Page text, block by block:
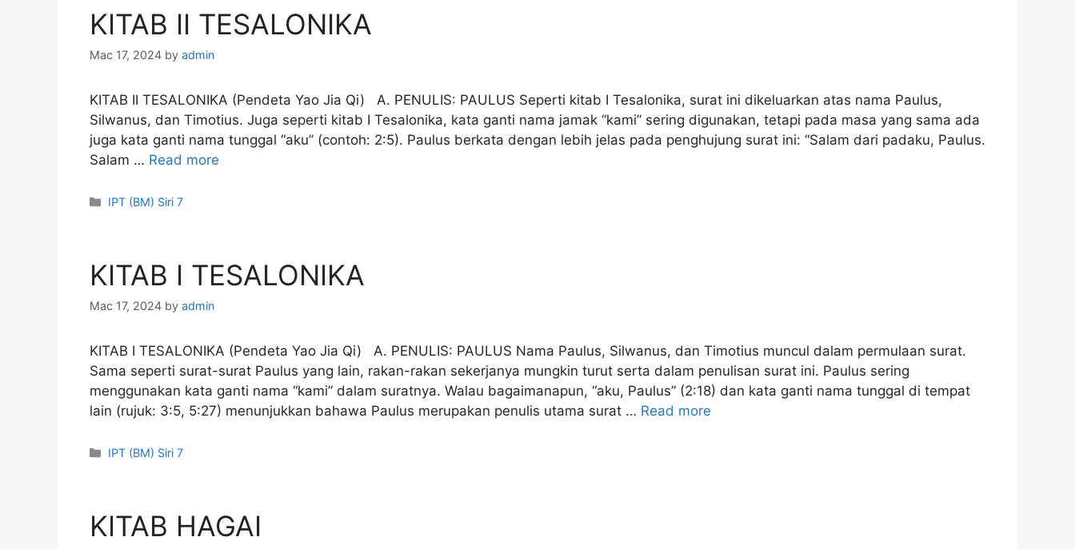
KITAB II TESALONIKA
Mac 17, 2024 by admin
KITAB II TESALONIKA (Pendeta Yao Jia Qi) A. PENULIS: PAULUS Seperti kitab I Tesalonika, surat ini dikeluarkan atas nama Paulus,
Silwanus, dan Timotius. Juga seperti kitab I Tesalonika, kata ganti nama jamak “kami” sering digunakan, tetapi pada masa yang sama ada
juga kata ganti nama tunggal “aku” (contoh: 2:5). Paulus berkata dengan lebih jelas pada penghujung surat ini: “Salam dari padaku, Paulus.
Salam … Read more
Categories
IPT (BM) Siri 7
KITAB I TESALONIKA
Mac 17, 2024 by admin
KITAB I TESALONIKA (Pendeta Yao Jia Qi) A. PENULIS: PAULUS Nama Paulus, Silwanus, dan Timotius muncul dalam permulaan surat.
Sama seperti surat-surat Paulus yang lain, rakan-rakan sekerjanya mungkin turut serta dalam penulisan surat ini. Paulus sering
menggunakan kata ganti nama “kami” dalam suratnya. Walau bagaimanapun, “aku, Paulus” (2:18) dan kata ganti nama tunggal di tempat
lain (rujuk: 3:5, 5:27) menunjukkan bahawa Paulus merupakan penulis utama surat … Read more
Categories
IPT (BM) Siri 7
KITAB HAGAI